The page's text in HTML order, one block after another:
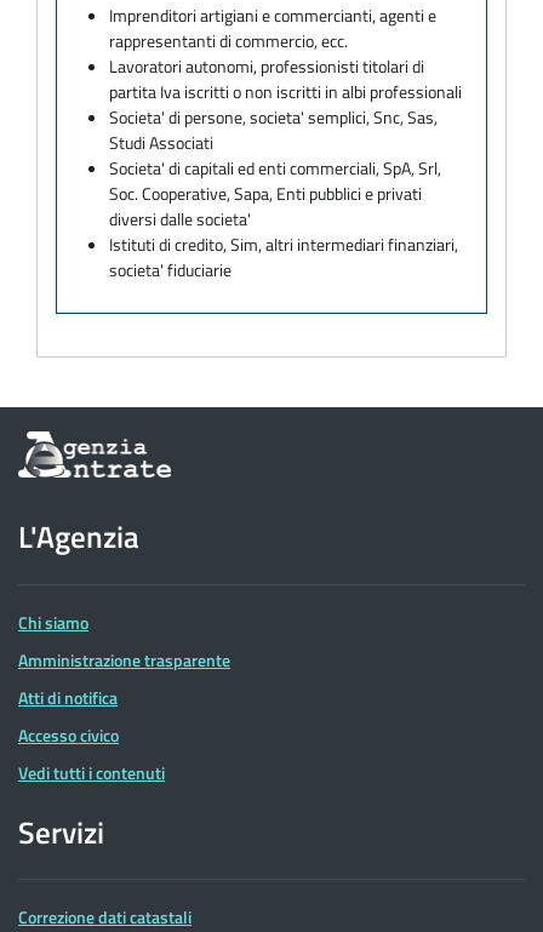
Imprenditori artigiani e commercianti, agenti e
rappresentanti di commercio, ecc.
Lavoratori autonomi, professionisti titolari di
partita Iva iscritti o non iscritti in albi professionali
Societa' di persone, societa' semplici, Snc, Sas,
Studi Associati
Societa' di capitali ed enti commerciali, SpA, Srl,
Soc. Cooperative, Sapa, Enti pubblici e privati
diversi dalle societa'
Istituti di credito, Sim, altri intermediari finanziari,
societa' fiduciarie
Informazioni
sul
dell'Agenzia
delle
Entrate
L'Agenzia
Chi siamo
Amministrazione trasparente
Atti di notifica
Accesso civico
Vedi tutti i contenuti
Servizi
Correzione dati catastali